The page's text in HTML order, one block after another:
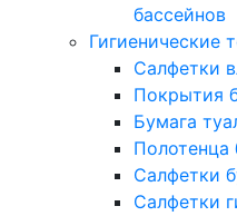
бассейнов
Гигиенические
Салфетки
Покрытия
Бумага
Салфетки
Салфетки